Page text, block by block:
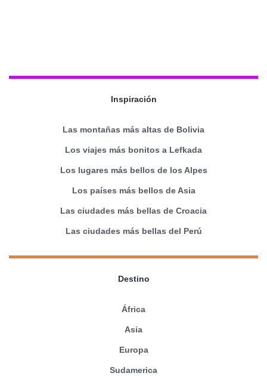
Inspiración
Las montañas más altas de Bolivia
Los viajes más bonitos a Lefkada
Los lugares más bellos de los Alpes
Los países más bellos de Asia
Las ciudades más bellas de Croacia
Las ciudades más bellas del Perú
Destino
África
Asia
Europa
Sudamerica